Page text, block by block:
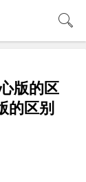
版的区
的区别